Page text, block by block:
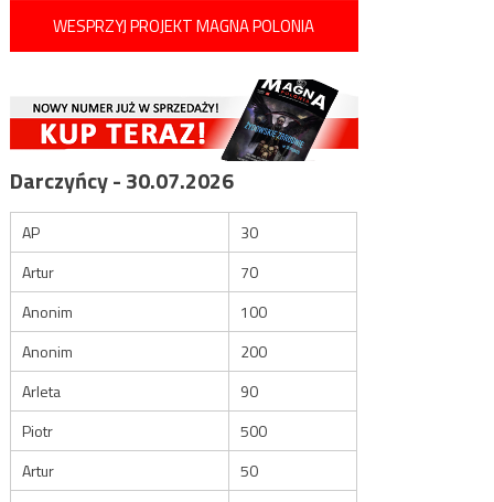
WESPRZYJ PROJEKT MAGNA POLONIA
Darczyńcy - 30.07.2026
AP
30
Artur
70
Anonim
100
Anonim
200
Arleta
90
Piotr
500
Artur
50